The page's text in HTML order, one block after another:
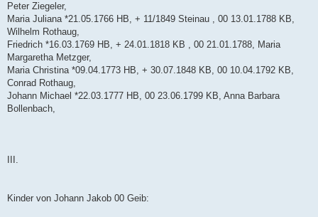
Peter Ziegeler,
Maria Juliana *21.05.1766 HB, + 11/1849 Steinau , 00 13.01.1788 KB,
Wilhelm Rothaug,
Friedrich *16.03.1769 HB, + 24.01.1818 KB , 00 21.01.1788, Maria
Margaretha Metzger,
Maria Christina *09.04.1773 HB, + 30.07.1848 KB, 00 10.04.1792 KB,
Conrad Rothaug,
Johann Michael *22.03.1777 HB, 00 23.06.1799 KB, Anna Barbara
Bollenbach,
III.
Kinder von Johann Jakob 00 Geib: